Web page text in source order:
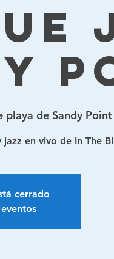
playa de Sandy Point
en vivo de In The
cerrado